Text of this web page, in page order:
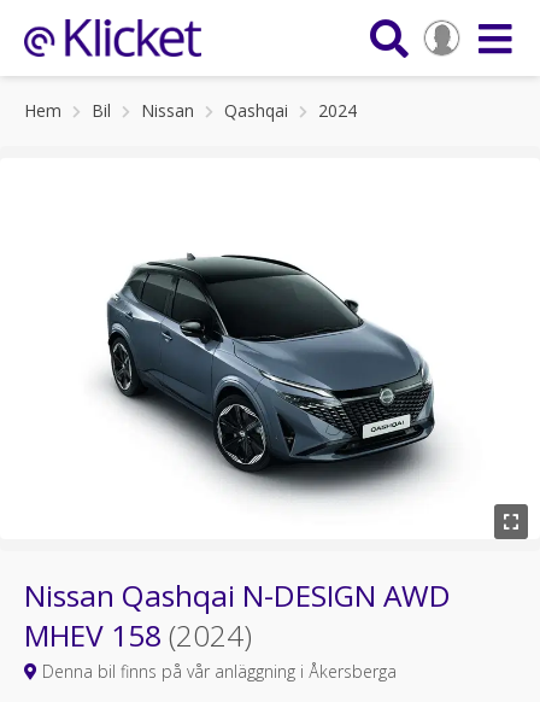
Hem Bil Nissan Qashqai 2024
Nissan Qashqai N-DESIGN AWD
MHEV 158 (2024)
Denna bil finns på vår anläggning i Åkersberga